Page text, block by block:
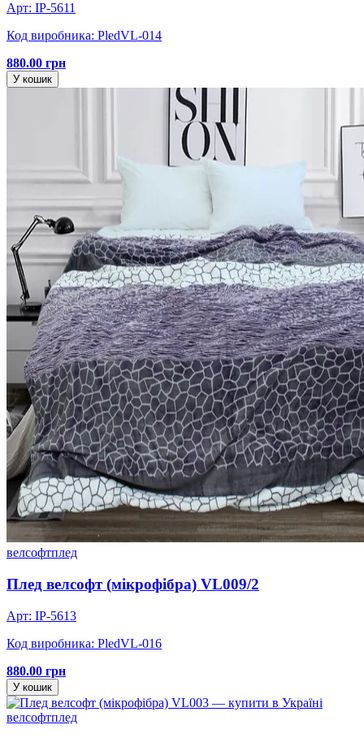
Арт: IP-5611
Код виробника: PledVL-014
880.00 грн
У кошик
велсофтплед
Плед велсофт (мікрофібра) VL009/2
Арт: IP-5613
Код виробника: PledVL-016
880.00 грн
У кошик
велсофтплед